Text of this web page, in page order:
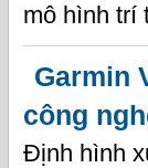
mô hình trí
Garmin
công
Định hình